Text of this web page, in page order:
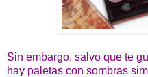
Sin embargo, salvo que te
hay paletas con sombras